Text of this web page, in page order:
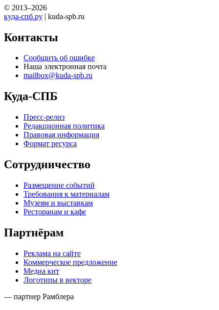
© 2013–2026
куда-спб.ру | kuda-spb.ru
Контакты
Сообщить об ошибке
Наша электронная почта
mailbox@kuda-spb.ru
Куда-СПБ
Пресс-релиз
Редакционная политика
Правовая информация
Формат ресурса
Сотрудничество
Размещение событий
Требования к материалам
Музеям и выставкам
Ресторанам и кафе
Партнёрам
Реклама на сайте
Коммерческое предложение
Медиа кит
Логотипы в векторе
— партнер Рамблера